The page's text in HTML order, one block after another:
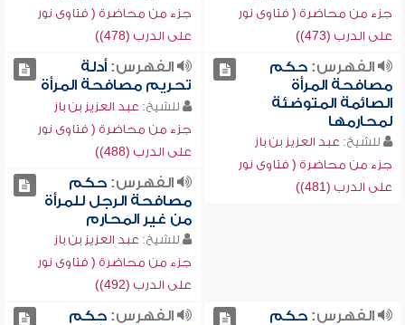
جزء من محاضرة ( فتاوى نور
على الدرب (473))
جزء من محاضرة ( فتاوى نور
على الدرب (478))
الفهرس:حكم
مصافحة المرأة
الصائمة المتوضئة
لمحارمها
للشيخ: عبد العزيز بن باز
جزء من محاضرة ( فتاوى نور
على الدرب (481))
الفهرس:أدلة
تحريم مصافحة المرأة
للشيخ: عبد العزيز بن باز
جزء من محاضرة ( فتاوى نور
على الدرب (488))
الفهرس:حكم
مصافحة الرجل للمرأة
من غير المحارم
للشيخ: عبد العزيز بن باز
جزء من محاضرة ( فتاوى نور
على الدرب (492))
الفهرس:حكم
الفهرس:حكم